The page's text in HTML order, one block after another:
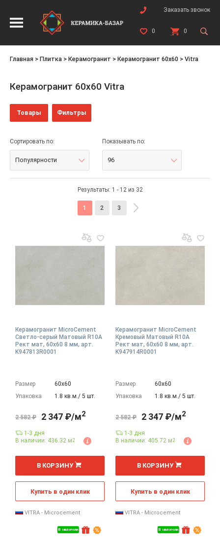
Заказать звонок
0 0
Главная > Плитка > Керамогранит > Керамогранит 60x60 > Vitra
Керамогранит 60x60 Vitra
Товары Фильтры
Сортировать по:
Популярности
Показывать по:
96
Результаты: 1 - 12 из 32
1 2 3
Керамогранит MicroCement
Светло-серый Матовый R10A
Рект мат, 60x60 8 мм, арт.
K947813R0001
Размер
60х60
Упаковка
1.8 кв.м./ 5 шт.
В наличии
2 582 ₽ 2 347 ₽/м2
1-3 дня
В наличии: 436.32 м2
м
В КОРЗИНУ
Купить в один клик
VITRA - Microcement
Керамогранит MicroCement
Кремовый Матовый R10A
Рект мат, 60x60 8 мм, арт.
K947914R0001
Размер
60х60
Упаковка
1.8 кв.м./ 5 шт.
В наличии
2 582 ₽ 2 347 ₽/м2
1-3 дня
В наличии: 405.72 м2
м
В КОРЗИНУ
Купить в один клик
VITRA - Microcement